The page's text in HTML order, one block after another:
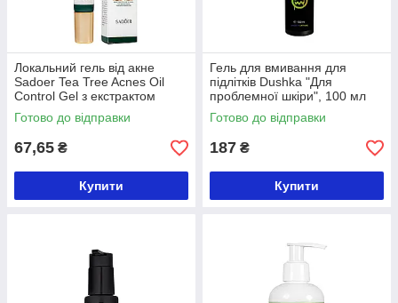
Локальний гель від акне
Sadoer Tea Tree Acnes Oil
Control Gel з екстрактом
чайного дерева 20 мл
SD50804
Готово до відправки
67,65 ₴
Купити
Гель для вмивання для
підлітків Dushka "Для
проблемної шкіри", 100 мл
Готово до відправки
187 ₴
Купити